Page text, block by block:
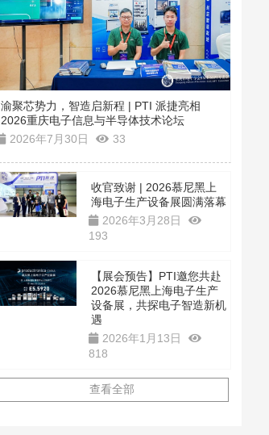
渝聚芯势力，智造启新程 | PTI 派捷亮相
2026重庆电子信息与半导体技术论坛
2026年7月30日
33
收官致谢 | 2026慕尼黑上
海电子生产设备展圆满落幕
2026年3月28日
193
【展会预告】PTI邀您共赴
2026慕尼黑上海电子生产
设备展，共探电子智造新机
遇
2026年1月13日
818
查看全部